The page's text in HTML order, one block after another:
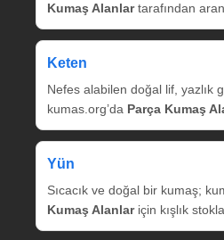
Kumaş Alanlartarafından
Keten
Nefes alabilen doğal lif, yazlık
kumas.org’da Parça Kumaş
Yün
Sıcacık ve doğal bir kumaş;
Kumaş Alanlariçin kışlık